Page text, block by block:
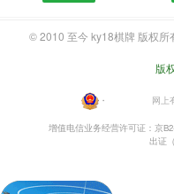
© 2010 至今 ky18棋牌 版权
版
・ 网上
增值电信业务经营许可证：京
出证